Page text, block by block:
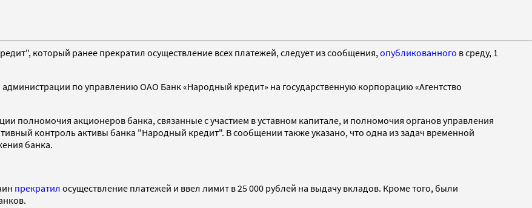
который ранее прекратил осуществление всех платежей, следует из сообщения, опубликованного в среду, 1
по управлению ОАО Банк «Народный кредит» на государственную корпорацию «Агентство
полномочия акционеров банка, связанные с участием в уставном капитале, и полномочия органов управления
контроль активы банка "Народный кредит". В сообщении также указано, что одна из задач временной
банка.
прекратил осуществление платежей и ввел лимит в 25 000 рублей на выдачу вкладов. Кроме того, были